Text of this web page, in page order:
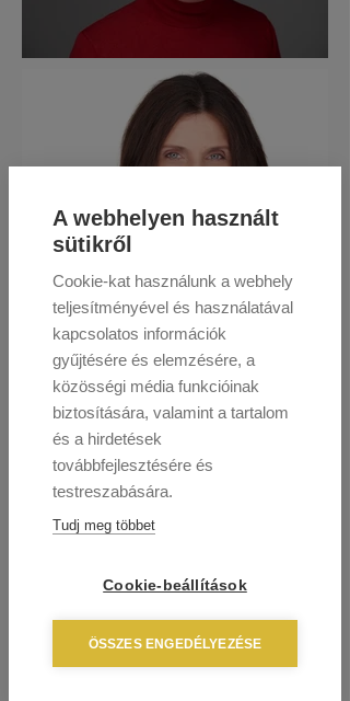
A webhelyen használt
sütikről
Cookie-kat használunk a webhely
teljesítményével és használatával
kapcsolatos információk
gyűjtésére és elemzésére, a
közösségi média funkcióinak
biztosítására, valamint a tartalom
és a hirdetések
továbbfejlesztésére és
testreszabására.
Tudj meg többet
Cookie-beállítások
ÖSSZES ENGEDÉLYEZÉSE